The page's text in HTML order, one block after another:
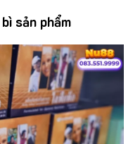
sản phẩm